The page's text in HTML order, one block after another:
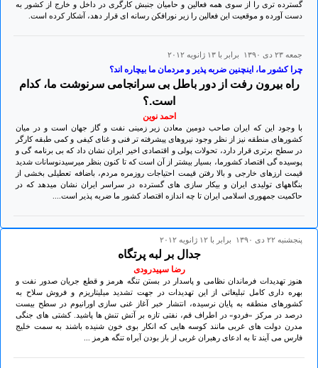
گسترده تری را از سوی همه فعالین و حامیان جنبش کارگری در داخل و خارج از کشور به
دست آورده و موقعیت این فعالین را زیر نورافکن رسانه ای قرار دهد، آشکار کرده است.
جمعه ۲۳ دی ۱۳۹۰ برابر با ۱۳ ژانويه ۲۰۱۲
چرا کشور ما، اینچنین ضربه پذیر و مردمان ما بیچاره اند؟
راه بیرون رفت از دور باطل بی سرانجامی سرنوشت ما، کدام
است.؟
احمد نوین
با وجود این که ایران صاحب دومین معادن زیر زمینی نفت و گاز جهان است و در میان
کشورهای منطقه نیز از نظر وجود نیروهای پیشرفته تر فنی و غنای کیفی و کمی طبقه کارگر
در سطح برتری قرار دارد، تحولات پولی و اقتصادی اخیر ایران نشان داد که بی برنامه گی و
پوسیده گی اقتصاد کشورما، بسیار بیشتر از آن است که تا کنون بنظر میرسیدنوسانات شدید
قیمت ارزهای خارجی و بالا رفتن قیمت احتیاجات روزمره مردم، باضافه تعطیلی بخشی از
بنگاههای تولیدی ایران و بیکار سازی های گسترده در سراسر ایران نشان میدهد که در
حاکمیت جمهوری اسلامی ایران تا چه اندازه اقتصاد کشور ما ضربه پذیر است....
پنجشنبه ۲۲ دی ۱۳۹۰ برابر با ۱۲ ژانويه ۲۰۱۲
جدال بر لبه پرتگاه
رضا سپیدرودی
هنوز تهدیدات فرماندان نظامی و پاسدار در بستن تنگه هرمز و قطع جریان صدور نفت و
بهره داری کامل تبلیغاتی از این تهدیدات در جهت تشدید میلیتاریزم و فروش سلاح به
کشورهای منطقه به پایان نرسیده، انتشار خبر آغاز غنی سازی اورانیوم در سطح بیست
درصد در مرکز «فردو» در اطراف قم، نفتی تازه بر آتش تنش ها پاشید. کشتی های جنگی
مدرن دولت های غربی مانند کوسه هایی که انکار بوی خون شنیده باشند به سمت خلیج
فارس می آیند تا به ادعای رهبران غربی از باز بودن آبراه تنگه هرمز ...